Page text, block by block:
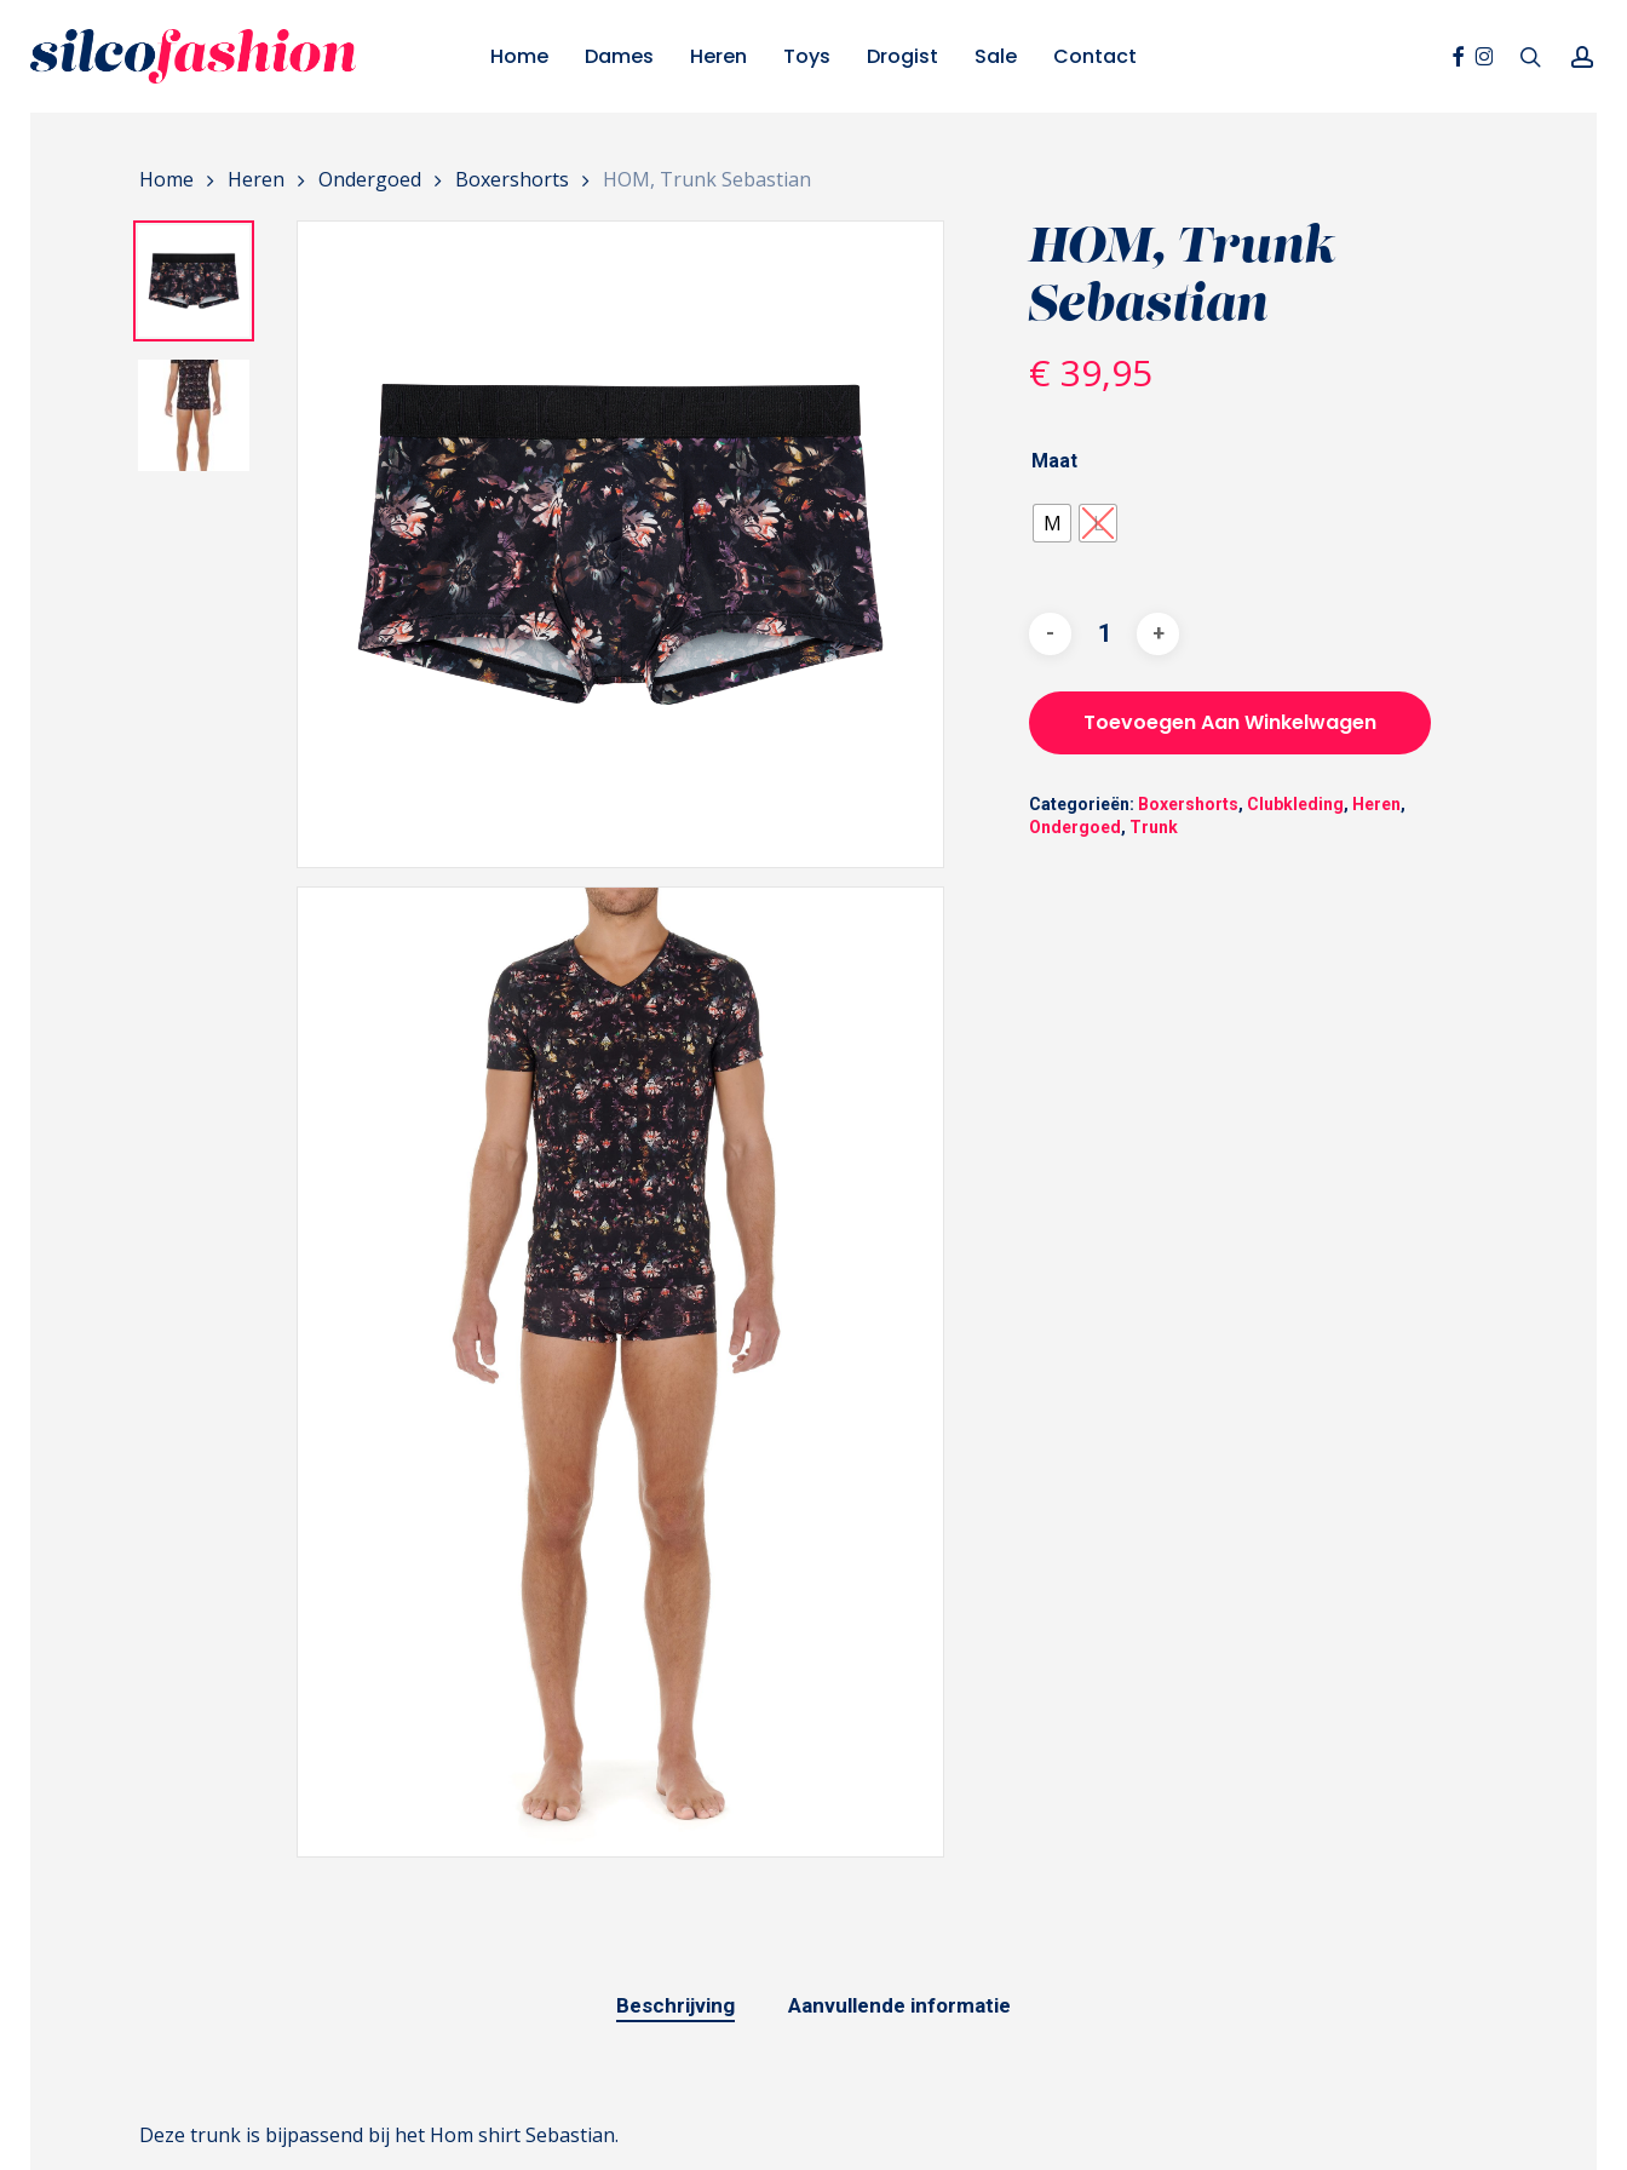
Home Dames Heren Toys Drogist Sale Contact Facebook
Instagramsearch
Home Heren Ondergoed Boxershorts HOM, Trunk Sebastian
HOM, Trunk
Sebastian
€ 39,95
Maat
M L
Toevoegen Aan Winkelwagen
Categorieën: Boxershorts, Clubkleding, Heren,
Ondergoed , Trunk
Beschrijving Aanvullende informatie
Deze trunk is bijpassend bij het Hom shirt Sebastian.